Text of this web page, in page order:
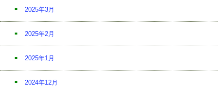
2025年3月
2025年2月
2025年1月
2024年12月